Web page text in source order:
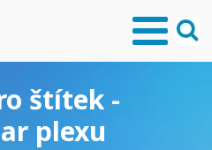
štítek -
plexu